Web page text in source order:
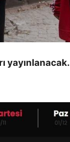
yayınlanacak.